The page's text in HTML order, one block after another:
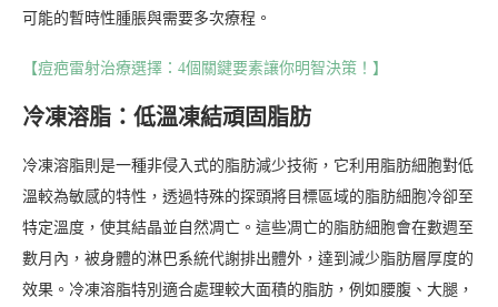
可能的暫時性腫脹與需要多次療程。
【痘疤雷射治療選擇：4個關鍵要素讓你明智決策！】
冷凍溶脂：低溫凍結頑固脂肪
冷凍溶脂則是一種非侵入式的脂肪減少技術，它利用脂肪細胞對低
溫較為敏感的特性，透過特殊的探頭將目標區域的脂肪細胞冷卻至
特定溫度，使其結晶並自然凋亡。這些凋亡的脂肪細胞會在數週至
數月內，被身體的淋巴系統代謝排出體外，達到減少脂肪層厚度的
效果。冷凍溶脂特別適合處理較大面積的脂肪，例如腰腹、大腿，